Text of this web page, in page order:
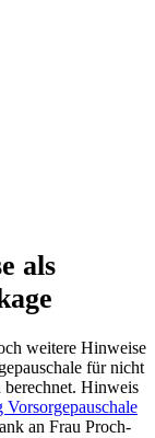
als
weitere Hinweise
für nicht
Hinweis
an Frau Proch-